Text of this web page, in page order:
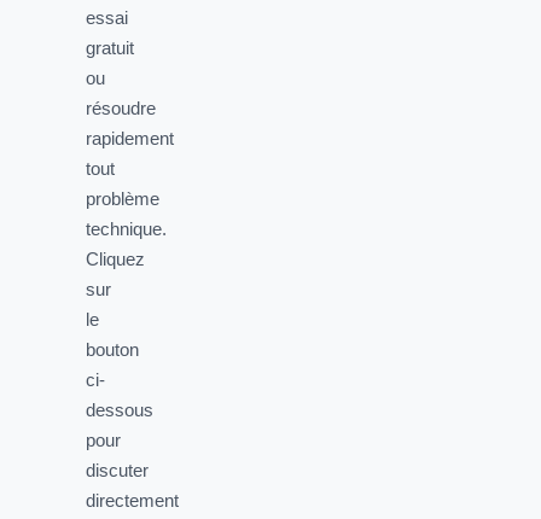
essai
gratuit
ou
résoudre
rapidement
tout
problème
technique.
Cliquez
sur
le
bouton
ci-
dessous
pour
discuter
directement